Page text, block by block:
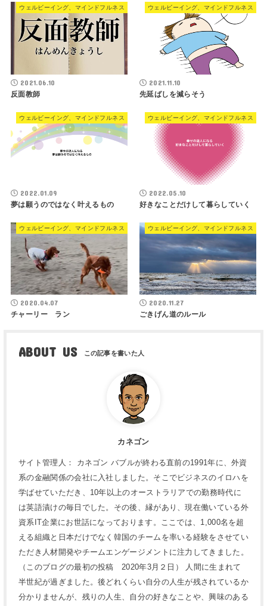
ウェルビーイング、マインドフルネス
2021.06.10
反面教師
ウェルビーイング、マインドフルネス
2021.11.10
先延ばしを減らそう
ウェルビーイング、マインドフルネス
2022.01.09
夢は願うのではなく叶えるもの
ウェルビーイング、マインドフルネス
2022.05.10
好きなことだけして暮らしていく
ウェルビーイング、マインドフルネス
2020.04.07
チャーリー ラン
ウェルビーイング、マインドフルネス
2020.11.27
ごきげん道のルール
ABOUT US
カネゴン
サイト管理人： カネゴン バブルが終わる直前の1991年に、外資
系の金融関係の会社に入社しました。そこでビジネスのイロハを
学ばせていただき、10年以上のオーストラリアでの勤務時代に
は英語漬けの毎日でした。その後、縁があり、現在働いている外
資系IT企業にお世話になっております。ここでは、1,000名を超
える組織と日本だけでなく韓国のチームを率いる経験をさせてい
ただき人材開発やチームエンゲージメントに注力してきました。
（このブログの最初の投稿 2020年3月２日） 人間に生まれて
半世紀が過ぎました。後どれくらい自分の人生が残されているか
分かりませんが、残りの人生、自分の好きなことや、興味のある